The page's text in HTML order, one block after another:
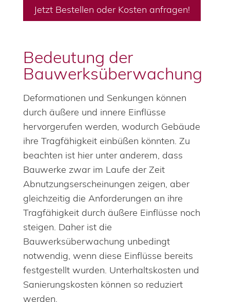
Jetzt Bestellen oder Kosten anfragen!
Bedeutung der
Bauwerksüberwachung
Deformationen und Senkungen können
durch äußere und innere Einflüsse
hervorgerufen werden, wodurch Gebäude
ihre Tragfähigkeit einbüßen könnten. Zu
beachten ist hier unter anderem, dass
Bauwerke zwar im Laufe der Zeit
Abnutzungserscheinungen zeigen, aber
gleichzeitig die Anforderungen an ihre
Tragfähigkeit durch äußere Einflüsse noch
steigen. Daher ist die
Bauwerksüberwachung unbedingt
notwendig, wenn diese Einflüsse bereits
festgestellt wurden. Unterhaltskosten und
Sanierungskosten können so reduziert
werden.